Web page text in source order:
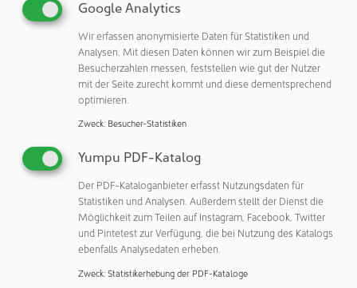
an Kunden in der Pharmabranche weitergegeben werden.
it über 30 langjährigen und zuverlässigen Mitarbeiter
werden hierbei die Fachbereiche Analytik für die Chargen-
Freigabe, Stabilitätsprüfungen, Methodenentwicklung und
-validierung, Methodentransfer und -verifizierung,
Consulting abgedeckt. Die Labore sind großzügig und
modern eingerichtet und entsprechen dem Stand der
Technik.
Die Firma ist GMP zertifiziert, anerkannt nach § 14.4 und §
67 AMG. Das QS-System wird gelobt wegen seiner
Zuverlässigkeit. Bekannt und geschätzt ist HHAC wegen
der hohen fachlichen Kompetenz, der Termintreue und
der Qualität der Ergebnisse sowie der Beratung der
Google Analytics
Wir erfassen anonymisierte Daten für Statistiken und
Analysen. Mit diesen Daten können wir zum Beispiel die
Besucherzahlen messen, feststellen wie gut der Nutzer
mit der Seite zurecht kommt und diese dementsprechend
optimieren.
Zweck: Besucher-Statistiken
Yumpu PDF-Katalog
Der PDF-Kataloganbieter erfasst Nutzungsdaten für
Statistiken und Analysen. Außerdem stellt der Dienst die
Möglichkeit zum Teilen auf Instagram, Facebook, Twitter
und Pintetest zur Verfügung, die bei Nutzung des Katalogs
ebenfalls Analysedaten erheben.
Zweck: Statistikerhebung der PDF-Kataloge